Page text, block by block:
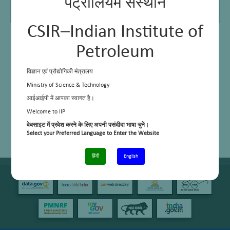
पेट्रोलियम संस्थान
CSIR–Indian Institute of
Petroleum
विज्ञान एवं प्रौद्योगिकी मंत्रालय
Ministry of Science & Technology
आईआईपी में आपका स्वागत है।
Welcome to IIP
वेबसाइट में प्रवेश करने के लिए अपनी पसंदीदा भाषा चुनें।
Select your Preferred Language to Enter the Website
हिंदी English